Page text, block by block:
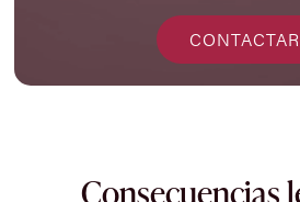
CONTACTAR
Consecuencias